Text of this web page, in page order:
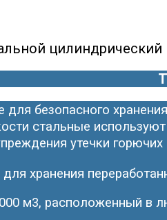
цилиндрический
безопасного
стальные
утечки
хранения
м3, расположенный в